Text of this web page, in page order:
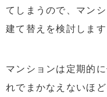
てしまうので、マン
建て替えを検討します
マンションは定期的
れでまかなえないほ